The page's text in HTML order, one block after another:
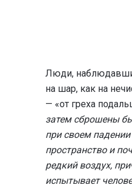
Люди,
на шар, как на
— «от греха
затем сброшены
при своем
пространство и
редкий воздух,
испытывает